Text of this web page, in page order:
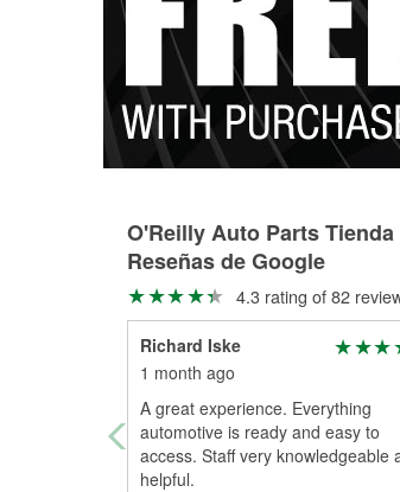
O'Reilly Auto Parts Tienda
Reseñas de Google
4.3 rating of 82
Richard Iske
1 month ago
A great experience. Everything
automotive is ready and easy to
access. Staff very knowledgeable
helpful.